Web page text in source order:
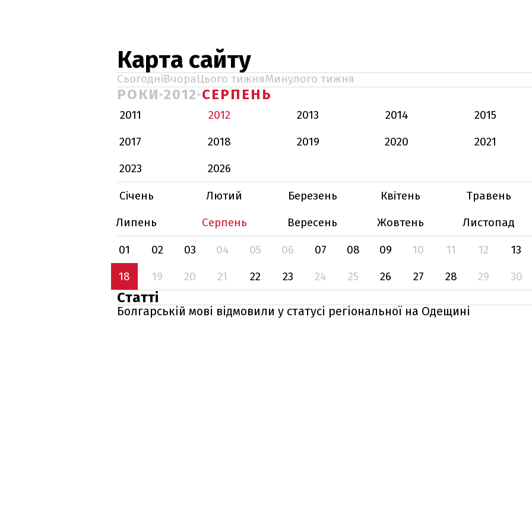
Карта сайту
СьогодніВчораЦього тижняМинулого тижня
РОКИ 2012 СЕРПЕНЬ
2011 2012 2013 2014
2015
2017
2018 2019 2020
2021
2023
2026
Січень
Лютий Березень Квітень
Травень
Липень
Серпень Вересень Жовтень
Листопад
01
02 03 04 05 06 07 08 09 10 11 12
13
18
19 20 21 22 23 24 25 26 27 28 29 30
Статті
Болгарській мові відмовили у статусі регіональної на Одещині